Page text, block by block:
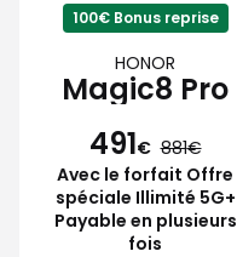
100€ Bonus reprise
HONOR
Magic8 Pro
491€ 881
Avec le forfait Offre
spéciale Illimité 5G+
Payable en plusieurs
fois